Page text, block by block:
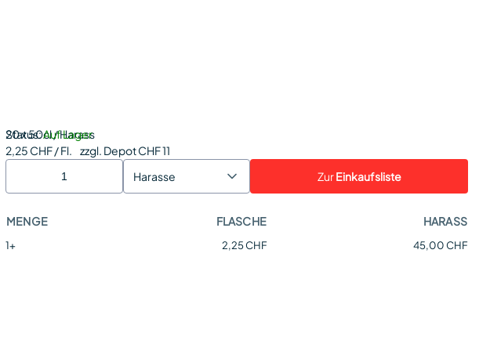
Status:Auf Lager
20 x 50cl / Harass
2,25 CHF / Fl.
zzgl. Depot CHF 11
Harasse
ZurEinkaufsliste
MENGE FLASCHE HARASS
1+ 2,25 CHF 45,00 CHF